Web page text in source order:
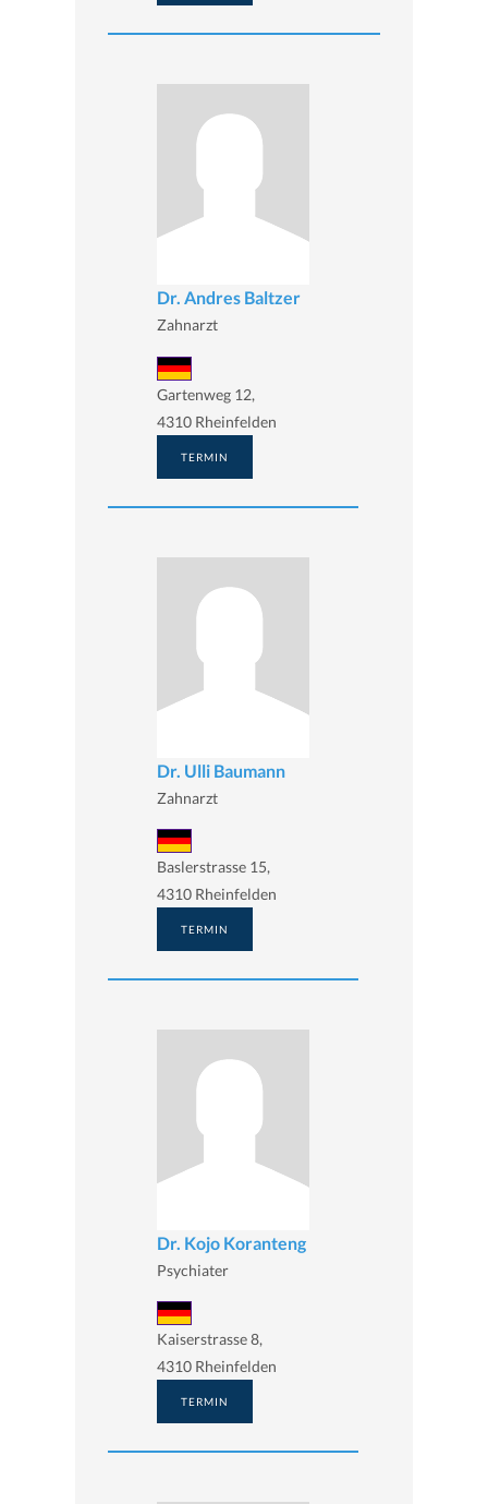
Dr. Andres Baltzer
Zahnarzt
Gartenweg 12,
4310 Rheinfelden
TERMIN
Dr. Ulli Baumann
Zahnarzt
Baslerstrasse 15,
4310 Rheinfelden
TERMIN
Dr. Kojo Koranteng
Psychiater
Kaiserstrasse 8,
4310 Rheinfelden
TERMIN